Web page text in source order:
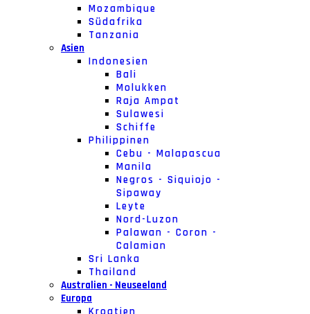
Mozambique
Südafrika
Tanzania
Asien
Indonesien
Bali
Molukken
Raja Ampat
Sulawesi
Schiffe
Philippinen
Cebu - Malapascua
Manila
Negros - Siquiojo -
Sipaway
Leyte
Nord-Luzon
Palawan - Coron -
Calamian
Sri Lanka
Thailand
Australien - Neuseeland
Europa